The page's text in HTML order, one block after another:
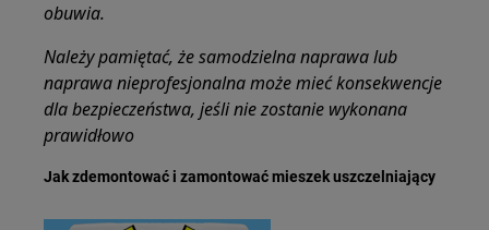
obuwia.
Należy pamiętać, że samodzielna naprawa lub
naprawa nieprofesjonalna może mieć konsekwencje
dla bezpieczeństwa, jeśli nie zostanie wykonana
prawidłowo
Jak zdemontować i zamontować mieszek uszczelniający